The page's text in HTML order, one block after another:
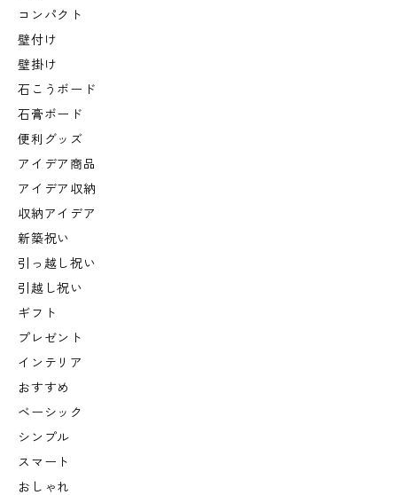
コンパクト
壁付け
壁掛け
石こうボード
石膏ボード
便利グッズ
アイデア商品
アイデア収納
収納アイデア
新築祝い
引っ越し祝い
引越し祝い
ギフト
プレゼント
インテリア
おすすめ
ベーシック
シンプル
スマート
おしゃれ